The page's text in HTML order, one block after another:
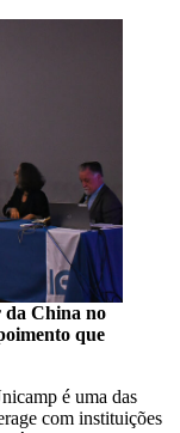
da China no
que
é uma das
com instituições